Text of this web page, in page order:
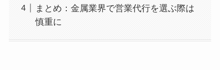
まとめ：金属業界で営業代行を選ぶ際は
慎重に